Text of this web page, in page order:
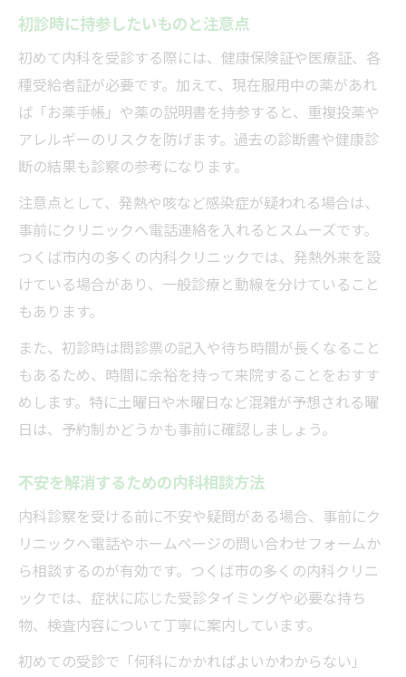
初診時に持参したいものと注意点
初めて内科を受診する際には、健康保険証や医療証、各
種受給者証が必要です。加えて、現在服用中の薬があれ
ば「お薬手帳」や薬の説明書を持参すると、重複投薬や
アレルギーのリスクを防げます。過去の診断書や健康診
断の結果も診察の参考になります。
注意点として、発熱や咳など感染症が疑われる場合は、
事前にクリニックへ電話連絡を入れるとスムーズです。
つくば市内の多くの内科クリニックでは、発熱外来を設
けている場合があり、一般診療と動線を分けていること
もあります。
また、初診時は問診票の記入や待ち時間が長くなること
もあるため、時間に余裕を持って来院することをおすす
めします。特に土曜日や木曜日など混雑が予想される曜
日は、予約制かどうかも事前に確認しましょう。
不安を解消するための内科相談方法
内科診察を受ける前に不安や疑問がある場合、事前にク
リニックへ電話やホームページの問い合わせフォームか
ら相談するのが有効です。つくば市の多くの内科クリニ
ックでは、症状に応じた受診タイミングや必要な持ち
物、検査内容について丁寧に案内しています。
初めての受診で「何科にかかればよいかわからない」